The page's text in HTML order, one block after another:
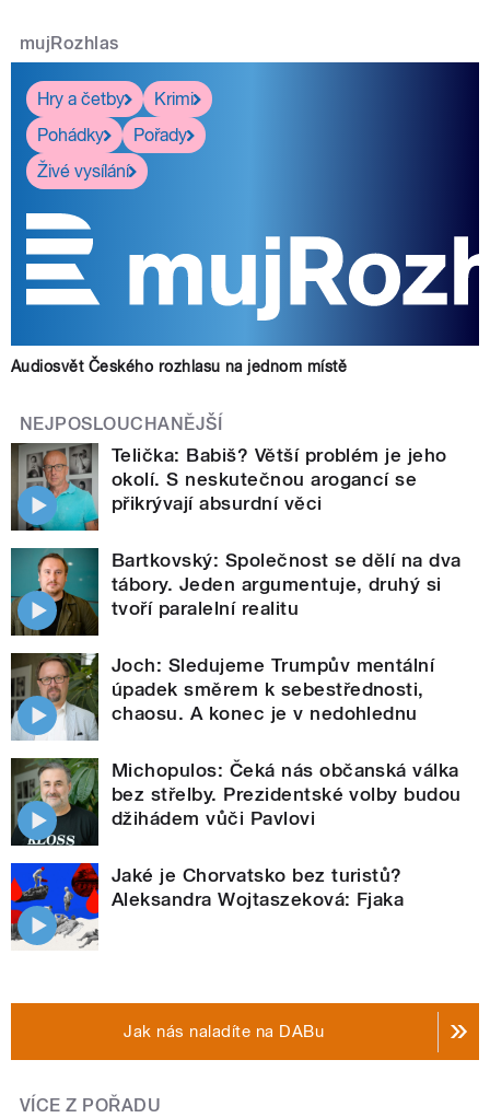
mujRozhlas
Hry a četby
Krimi
Pohádky
Pořady
Živé vysílání
Audiosvět Českého rozhlasu na jednom místě
NEJPOSLOUCHANĚJŠÍ
Telička: Babiš? Větší problém je jeho
okolí. S neskutečnou arogancí se
přikrývají absurdní věci
Bartkovský: Společnost se dělí na dva
tábory. Jeden argumentuje, druhý si
tvoří paralelní realitu
Joch: Sledujeme Trumpův mentální
úpadek směrem k sebestřednosti,
chaosu. A konec je v nedohlednu
Michopulos: Čeká nás občanská válka
bez střelby. Prezidentské volby budou
džihádem vůči Pavlovi
Jaké je Chorvatsko bez turistů?
Aleksandra Wojtaszeková: Fjaka
Jak nás naladíte na DABu
VÍCE Z POŘADU